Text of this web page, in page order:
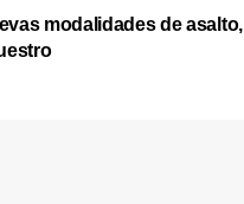
modalidades de asalto,